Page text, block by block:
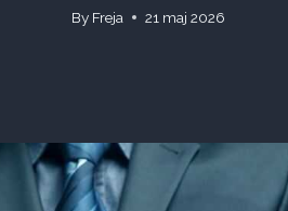
By Freja 21 maj 2026